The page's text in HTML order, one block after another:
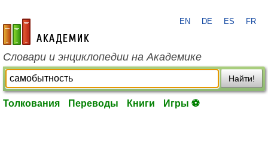
academic.ru
EN DE ES FR
Словари и энциклопедии на Академике
Найти!
Толкования Переводы Книги Игры ⚽